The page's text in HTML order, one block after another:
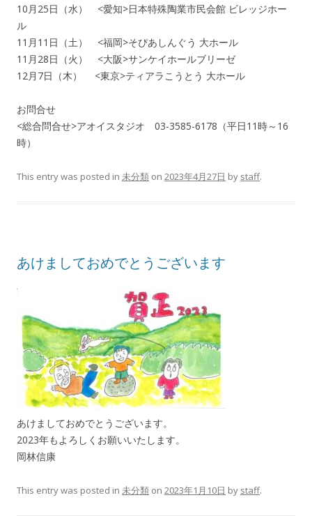
10月25日（水） <愛知>日本特殊陶業市民会館 ビレッジホー
ル
11月11日（土） <福岡>そぴあしんぐう 大ホール
11月28日（火） <大阪>サンケイホールブリーゼ
12月7日（木） <東京>ティアラこうとう 大ホール
お問合せ
<総合問合せ>アオイスタジオ 03-3585-6178（平日11時～16
時）
This entry was posted in 未分類 on 2023年4月27日 by staff.
あけましておめでとうございます
あけましておめでとうございます。
2023年もよろしくお願いいたします。
岡林信康
This entry was posted in 未分類 on 2023年1月10日 by staff.